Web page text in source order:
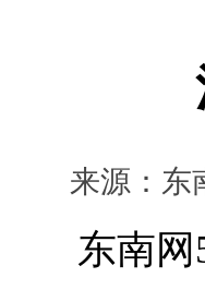
来源：东
东南